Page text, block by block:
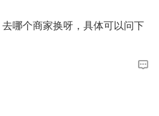
哪个商家换呀，具体可以问下